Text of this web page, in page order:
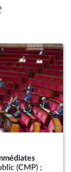
(CMP) ;